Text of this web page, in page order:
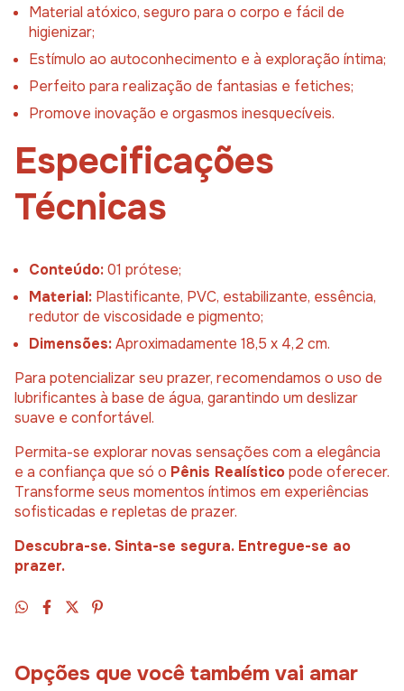
Material atóxico, seguro para o corpo e fácil de
higienizar;
Estímulo ao autoconhecimento e à exploração íntima;
Perfeito para realização de fantasias e fetiches;
Promove inovação e orgasmos inesquecíveis.
Especificações
Técnicas
Conteúdo:01 prótese;
Material: Plastificante, PVC, estabilizante, essência,
redutor de viscosidade e pigmento;
Dimensões:Aproximadamente 18,5 x 4,2 cm.
Para potencializar seu prazer, recomendamos o uso de
lubrificantes à base de água, garantindo um deslizar
suave e confortável.
Permita-se explorar novas sensações com a elegância
e a confiança que só o Pênis Realísticopode oferecer.
Transforme seus momentos íntimos em experiências
sofisticadas e repletas de prazer.
Descubra-se. Sinta-se segura. Entregue-se ao
prazer.
Opções que você também vai amar